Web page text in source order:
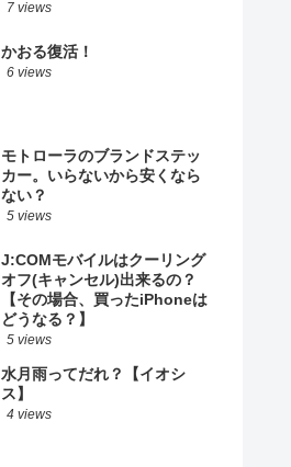
7 views
かおる復活！
6 views
モトローラのブランドステッ
カー。いらないから安くなら
ない？
5 views
J:COMモバイルはクーリング
オフ(キャンセル)出来るの？
【その場合、買ったiPhoneは
どうなる？】
5 views
水月雨ってだれ？【イオシ
ス】
4 views